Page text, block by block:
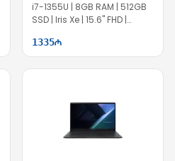
i7-1355U | 8GB RAM | 512GB
SSD | Iris Xe | 15.6" FHD |
1335